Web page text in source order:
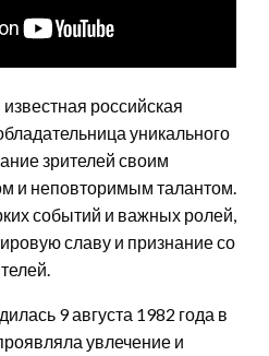
известная российская
уникального
зрителей своим
и неповторимым талантом.
событий и важных ролей,
славу и признание со
9 августа 1982 года в
увлечение и